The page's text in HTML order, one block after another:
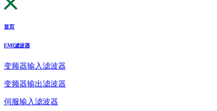
首页
EMI滤波器
变频器输入滤波器
变频器输出滤波器
伺服输入滤波器